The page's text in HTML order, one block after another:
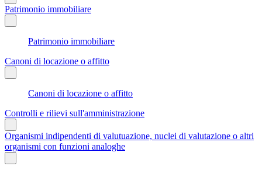
Patrimonio immobiliare
Patrimonio immobiliare
Canoni di locazione o affitto
Canoni di locazione o affitto
Controlli e rilievi sull'amministrazione
Organismi indipendenti di valutuazione, nuclei di valutazione o altri
organismi con funzioni analoghe